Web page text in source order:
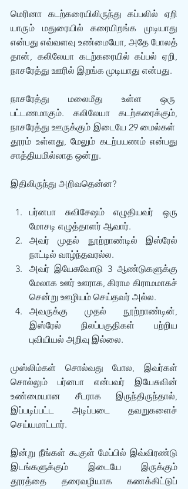
மெரினா கடற்கரையிலிருந்து கப்பலில் ஏறி
யாரும் மதுரையில் கரையிறங்க முடியாது
என்பது எவ்வளவு உண்மையோ, அதே போலத்
தான், கலிலேயா கடற்கரையில் கப்பல் ஏறி,
நாசரேத்து ஊரில் இறங்க முடியாது என்பது.
நாசரேத்து மலைமீது உள்ள ஒரு
பட்டணமாகும். கலிலேயா கடற்கரைக்கும்,
நாசரேத்து ஊருக்கும் இடையே 29 மைல்கள்
தூரம் உள்ளது, மேலும் கடற்பயணம் என்பது
சாத்தியமில்லாத ஒன்று.
இதிலிருந்து அறிவதென்ன?
பர்னபா சுவிசேஷம் எழுதியவர் ஒரு
மோசடி எழுத்தாளர் ஆவார்.
அவர் முதல் நூற்றாண்டில் இஸ்ரேல்
நாட்டில் வாழ்ந்தவரல்ல.
அவர் இயேசுவோடு 3 ஆண்டுகளுக்கு
மேலாக ஊர் ஊராக, கிராம கிராமமாகச்
சென்று ஊழியம் செய்தவர் அல்ல.
அவருக்கு முதல் நூற்றாண்டின்,
இஸ்ரேல் நிலப்பகுதிகள் பற்றிய
புவியியல் அறிவு இல்லை.
முஸ்லிம்கள் சொல்வது போல, இவர்கள்
சொல்லும் பர்னபா என்பவர் இயேசுவின்
உண்மையான சீடராக இருந்திருந்தால்,
இப்படிப்பட்ட அடிப்படை தவறுகளைச்
செய்யமாட்டார்.
இன்று நீங்கள் கூகுள் மேப்பில் இவ்விரண்டு
இடங்களுக்கும் இடையே இருக்கும்
தூரத்தை தரைவழியாக கணக்கிட்டுப்